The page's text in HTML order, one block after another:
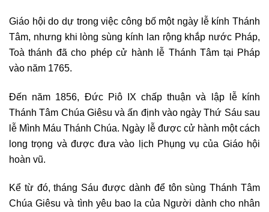
Giáo hội do dự trong việc công bố một ngày lễ kính Thánh
Tâm, nhưng khi lòng sùng kính lan rộng khắp nước Pháp,
Toà thánh đã cho phép cử hành lễ Thánh Tâm tại Pháp
vào năm 1765.
Đến năm 1856, Đức Piô IX chấp thuận và lập lễ kính
Thánh Tâm Chúa Giêsu và ấn định vào ngày Thứ Sáu sau
lễ Mình Máu Thánh Chúa. Ngày lễ được cử hành một cách
long trọng và được đưa vào lịch Phụng vụ của Giáo hội
hoàn vũ.
Kể từ đó, tháng Sáu được dành để tôn sùng Thánh Tâm
Chúa Giêsu và tình yêu bao la của Người dành cho nhân